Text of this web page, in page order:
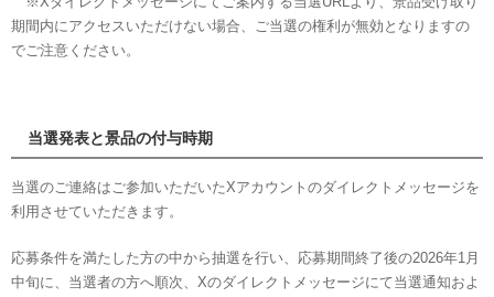
期間内にアクセスいただけない場合、ご当選の権利が無効となりますの
でご注意ください。
当選発表と景品の付与時期
当選のご連絡はご参加いただいたXアカウントのダイレクトメッセージを
利用させていただきます。
応募条件を満たした方の中から抽選を行い、応募期間終了後の2026年1月
中旬に、当選者の方へ順次、Xのダイレクトメッセージにて当選通知およ